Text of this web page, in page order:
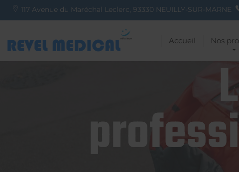
117 Avenue du Maréchal Leclerc, 93330 NEUILLY-SUR-MARNE
Accueil Nos